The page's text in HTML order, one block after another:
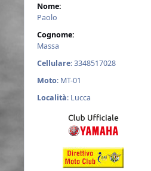
Nome:
Paolo
Cognome:
Massa
Cellulare: 3348517028
Moto: MT-01
Località: Lucca